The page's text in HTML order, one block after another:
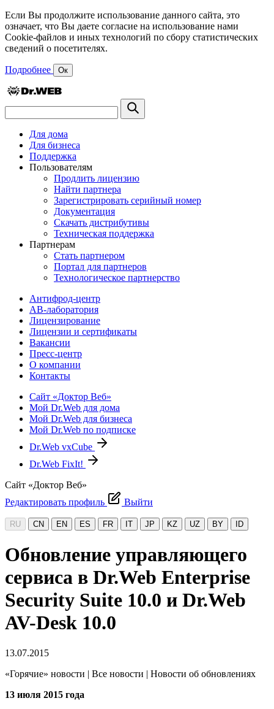
Если Вы продолжите использование данного сайта, это
означает, что Вы даете согласие на использование нами
Cookie-файлов и иных технологий по сбору статистических
сведений о посетителях.
Подробнее Ок
Для дома
Для бизнеса
Поддержка
Пользователям
Продлить лицензию
Найти партнера
Зарегистрировать серийный номер
Документация
Скачать дистрибутивы
Техническая поддержка
Партнерам
Стать партнером
Портал для партнеров
Технологическое партнерство
Антифрод-центр
АВ-лаборатория
Лицензирование
Лицензии и сертификаты
Вакансии
Пресс-центр
О компании
Контакты
Сайт «Доктор Веб»
Мой Dr.Web для дома
Мой Dr.Web для бизнеса
Мой Dr.Web по подписке
Dr.Web vxCube
Dr.Web FixIt!
Сайт «Доктор Веб»
Редактировать профиль
Выйти
RU CN EN ES FR IT JP KZ UZ BY ID
Обновление управляющего
сервиса в Dr.Web Enterprise
Security Suite 10.0 и Dr.Web
AV-Desk 10.0
13.07.2015
«Горячие» новости | Все новости | Новости об обновлениях
13 июля 2015 года